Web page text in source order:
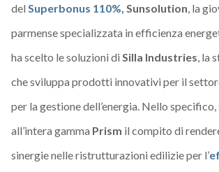
del Superbonus 110%, Sunsolution, la
parmense specializzata in efficienza
ha scelto le soluzioni di Silla Industries, la
che sviluppa prodotti innovativi per il
per la gestione dell’energia. Nello
all’intera gamma Prism il compito di
sinergie nelle ristrutturazioni edilizie per l’